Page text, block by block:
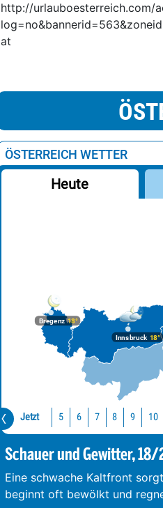
http://urlauboesterreich.com/
at
ÖSTERREICH WETTER
Heute
Bregenz18°
Innsbruck18°
Jetzt 5 6 7 8 9 10
Schauer und Gewitter, 18/
Eine schwache Kaltfront
beginnt oft bewölkt und